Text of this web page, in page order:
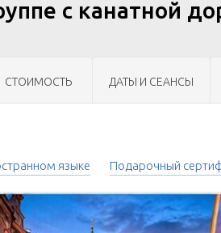
c канатной
СТОИМОСТЬ ДАТЫ И СЕАНСЫ
языке Подарочный